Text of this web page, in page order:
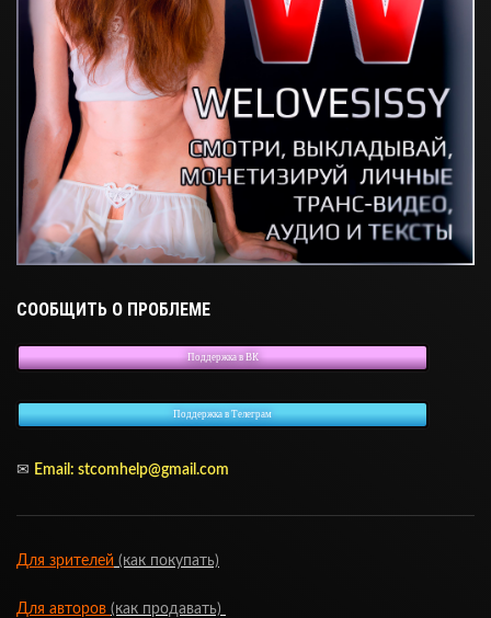
СООБЩИТЬ О ПРОБЛЕМЕ
Поддержка в ВК
Поддержка в Телеграм
✉ Email: stcomhelp@gmail.com
Для зрителей (как покупать)
Для авторов (как продавать)